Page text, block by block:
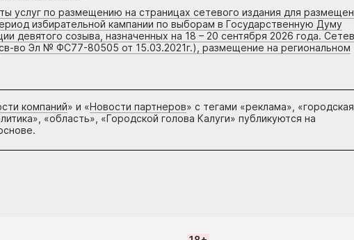
услуг по размещению на страницах сетевого издания для
избирательной кампании по выборам в Государственную Думу
девятого созыва, назначенных на 18 – 20 сентября 2026 года.
во Эл № ФС77-80505 от 15.03.2021г.), размещение на региональном
компаний» и «Новости партнеров» с тегами «реклама», «городская
«область», «Городской голова Калуги» публикуются на